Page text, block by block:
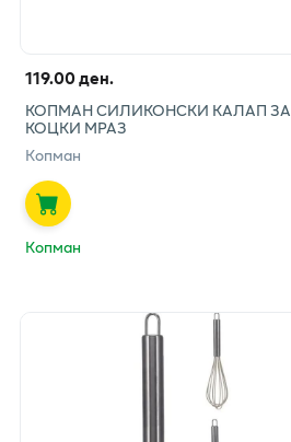
119.00 ден.
КОПМАН СИЛИКОНСКИ КАЛАП ЗА
КОЦКИ МРАЗ
Копман
Копман